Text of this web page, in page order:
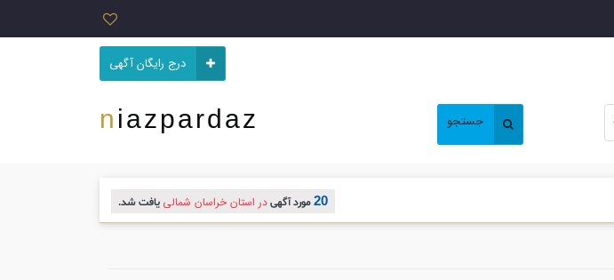
درج رایگان آگهی
جستجو niazpardaz
20مورد آگهیدر استان خراسان شمالی یافت شد.